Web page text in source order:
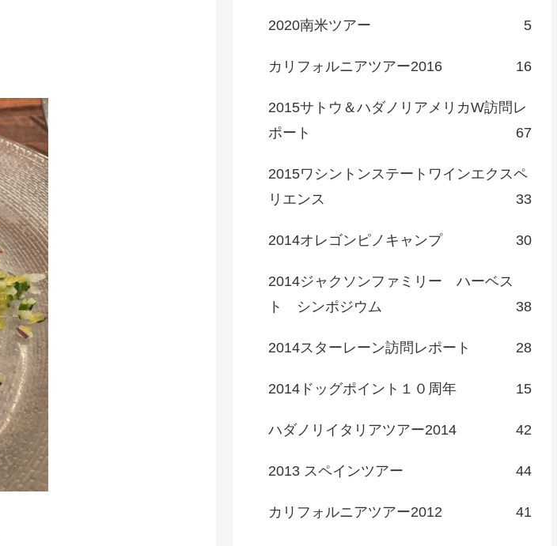
2020南米ツアー 5
カリフォルニアツアー2016 16
2015サトウ＆ハダノリアメリカW訪問レ
ポート
67
2015ワシントンステートワインエクスペ
リエンス
33
2014オレゴンピノキャンプ 30
2014ジャクソンファミリー ハーベス
ト シンポジウム
38
2014スターレーン訪問レポート 28
2014ドッグポイント１０周年 15
ハダノリイタリアツアー2014 42
2013 スペインツアー 44
カリフォルニアツアー2012 41